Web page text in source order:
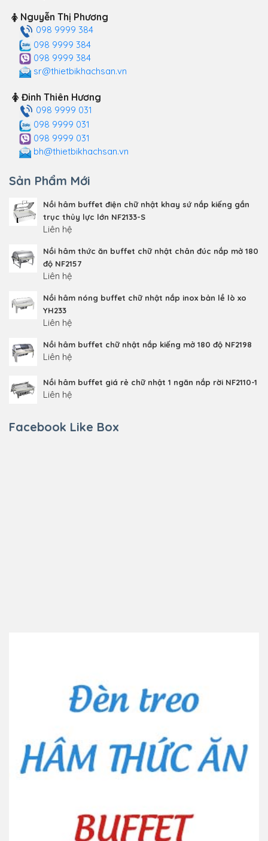
Nguyễn Thị Phương
098 9999 384
098 9999 384
098 9999 384
sr@thietbikhachsan.vn
Đinh Thiên Hương
098 9999 031
098 9999 031
098 9999 031
bh@thietbikhachsan.vn
Sản Phẩm Mới
Nồi hâm buffet điện chữ nhật khay sứ nắp kiếng gắn
trục thủy lực lớn NF2133-S
Liên hệ
Nồi hâm thức ăn buffet chữ nhật chân đúc nắp mở 180
độ NF2157
Liên hệ
Nồi hâm nóng buffet chữ nhật nắp inox bản lề lò xo
YH233
Liên hệ
Nồi hâm buffet chữ nhật nắp kiếng mở 180 độ NF2198
Liên hệ
Nồi hâm buffet giá rẻ chữ nhật 1 ngăn nắp rời NF2110-1
Liên hệ
Facebook Like Box